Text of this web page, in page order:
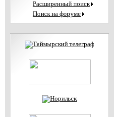
Расширенный поиск
Поиск на форуме